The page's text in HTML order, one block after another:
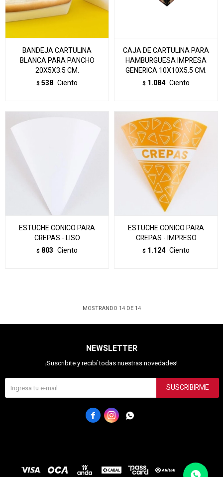
BANDEJA CARTULINA
BLANCA PARA PANCHO
20X5X3.5 CM.
$ 538 Ciento
CAJA DE CARTULINA PARA
HAMBURGUESA IMPRESA
GENERICA 10X10X5.5 CM.
$ 1.084 Ciento
ESTUCHE CONICO PARA
CREPAS - LISO
$ 803 Ciento
ESTUCHE CONICO PARA
CREPAS - IMPRESO
$ 1.124 Ciento
MOSTRANDO 14DE 14
NEWSLETTER
¡Suscribite y recibí todas nuestras novedades!
SUSCRIBIRME
  